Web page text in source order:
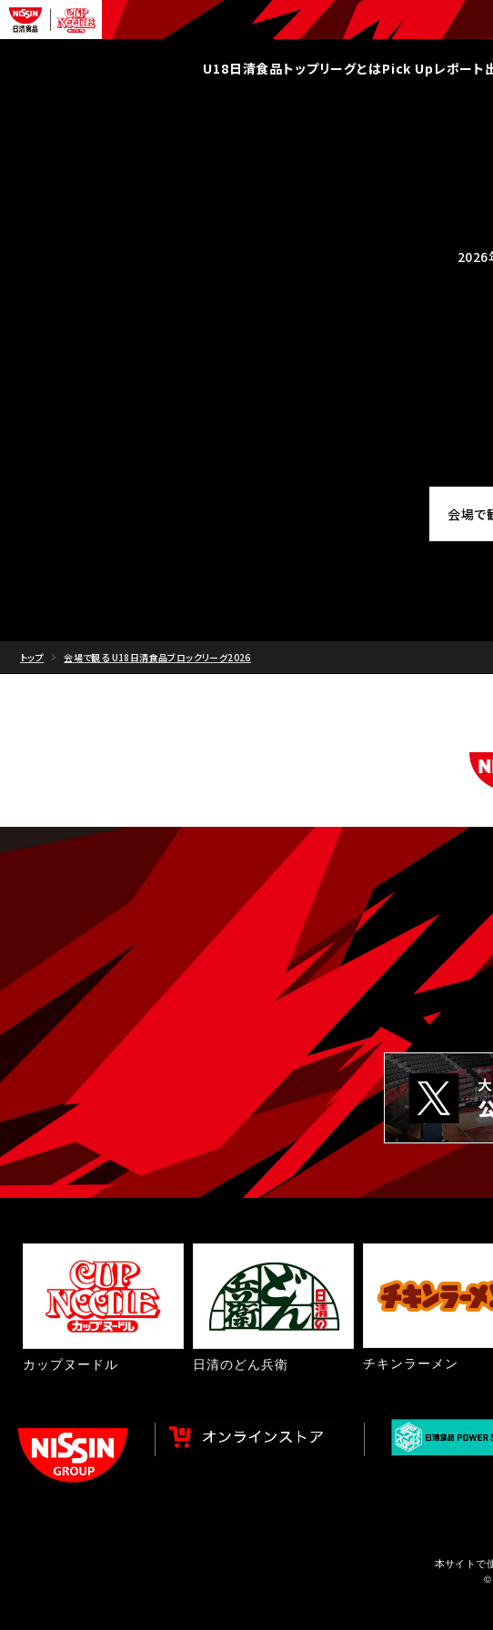
U18日清食品トップリーグとはPick Upレポート
2026
会場で
トップ 会場で観る U18日清食品ブロックリーグ2026
カップヌードル 日清のどん兵衛 チキンラーメン
本サイトで
©